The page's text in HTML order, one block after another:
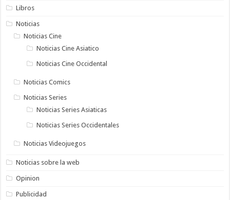
Libros
Noticias
Noticias Cine
Noticias Cine Asiatico
Noticias Cine Occidental
Noticias Comics
Noticias Series
Noticias Series Asiaticas
Noticias Series Occidentales
Noticias Videojuegos
Noticias sobre la web
Opinion
Publicidad